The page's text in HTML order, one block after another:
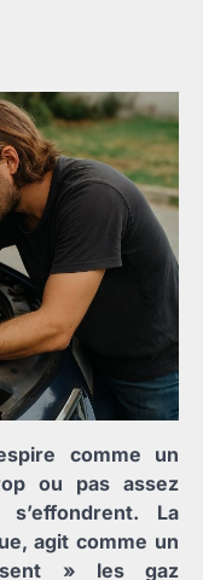
comme un
ou pas assez
s’effondrent. La
agit comme un
» les gaz